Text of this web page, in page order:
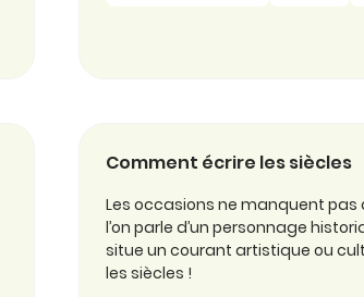
Comment écrire les siècles
Les occasions ne manquent pas
l’on parle d’un personnage
situe un courant artistique ou
les siècles !